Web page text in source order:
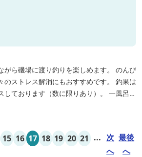
がら磯場に渡り釣りを楽しめます。 のんび
トレス解消にもおすすめです。 釣果は
しております（数に限りあり）。 一風呂浴
金１名５５００円、弁当
15 16 17 18 19 20 21 ... 次
へ
最後
へ